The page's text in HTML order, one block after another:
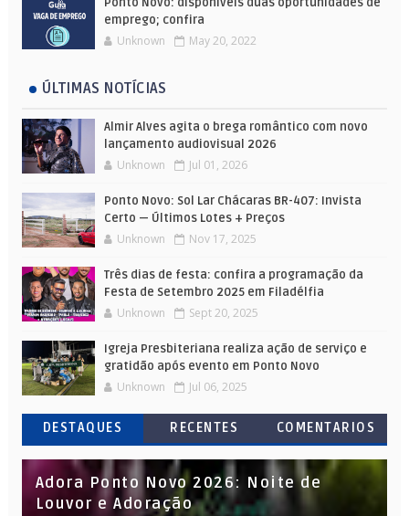
emprego; confira
Unknown May 20, 2022
ÚLTIMAS NOTÍCIAS
Almir Alves agita o brega romântico com novo
lançamento audiovisual 2026
Unknown Jul 01, 2026
Ponto Novo: Sol Lar Chácaras BR-407: Invista
Certo — Últimos Lotes + Preços
Unknown Nov 17, 2025
Três dias de festa: confira a programação da
Festa de Setembro 2025 em Filadélfia
Unknown Sept 20, 2025
Igreja Presbiteriana realiza ação de serviço e
gratidão após evento em Ponto Novo
Unknown Jul 06, 2025
DESTAQUES RECENTES COMENTARIOS
Adora Ponto Novo 2026: Noite de
Louvor e Adoração